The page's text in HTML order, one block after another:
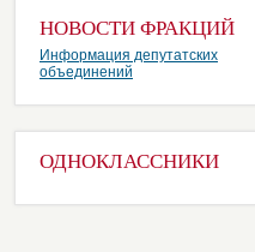
НОВОСТИ ФРАКЦИЙ
Информация депутатских
объединений
ОДНОКЛАССНИКИ